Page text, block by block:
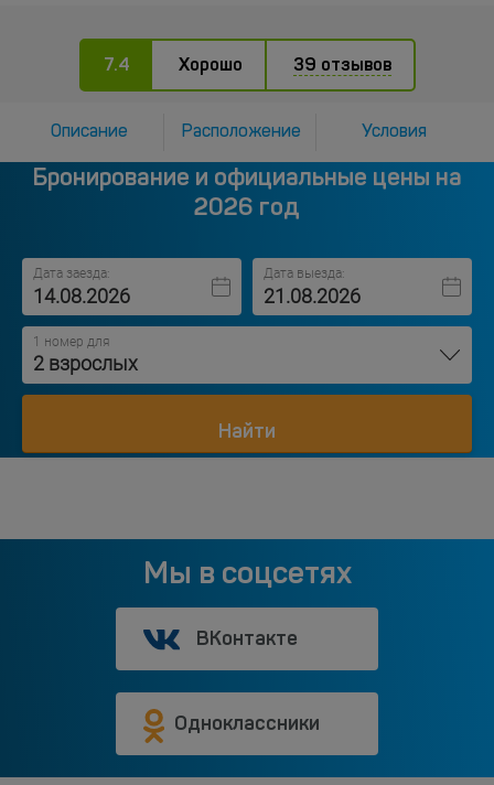
7.4 Хорошо 39 отзывов
Описание Расположение Условия
Бронирование и официальные цены на
2026 год
Дата заезда: Дата выезда:
1 номер для
2 взрослых
Найти
Мы в соцсетях
ВКонтакте
Одноклассники